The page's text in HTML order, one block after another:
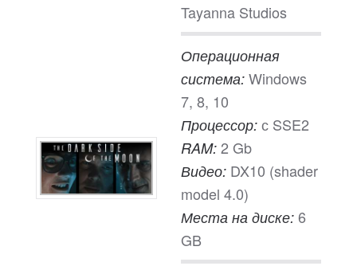
Tayanna Studios
Операционная
система: Windows
7, 8, 10
Процессор: с SSE2
RAM: 2 Gb
Видео: DX10 (shader
model 4.0)
Места на диске: 6
GB